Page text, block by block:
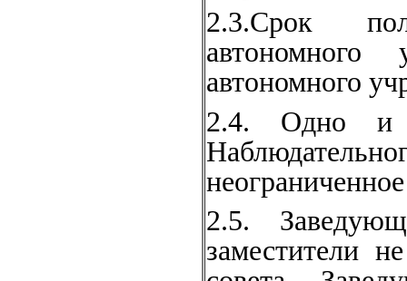
2.3.Срок
автономного
автономного
2.4. Одно и
2.5.
заместители